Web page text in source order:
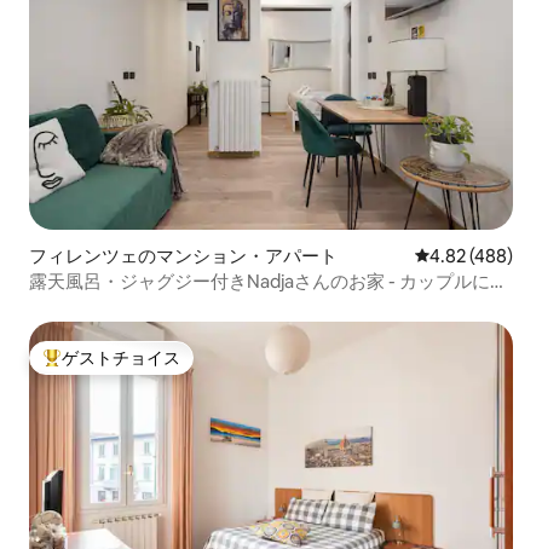
フィレンツェのマンション・アパート レビュー488
4.82 (488)
露天風呂・ジャグジー付きNadjaさんのお家 - カップルに最
大好評のゲストチョイスです。
ゲストチョイス